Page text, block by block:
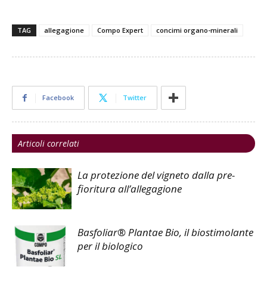
TAG allegagione Compo Expert concimi organo-minerali
Facebook Twitter
Articoli correlati
La protezione del vigneto dalla pre-
fioritura all’allegagione
Basfoliar® Plantae Bio, il biostimolante
per il biologico